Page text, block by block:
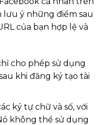
lưu ý những điểm sau
của bạn hợp lệ và
cho phép sử dụng
khi đăng ký tạo tài
ký tự chữ và số, với
không thể sử dụng